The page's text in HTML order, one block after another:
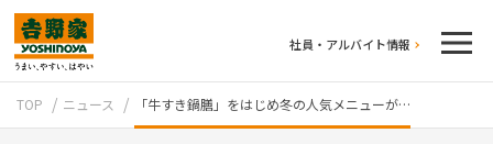
社員・アルバイト情報
TOP ニュース 「牛すき鍋膳」をはじめ冬の人気メニューが…